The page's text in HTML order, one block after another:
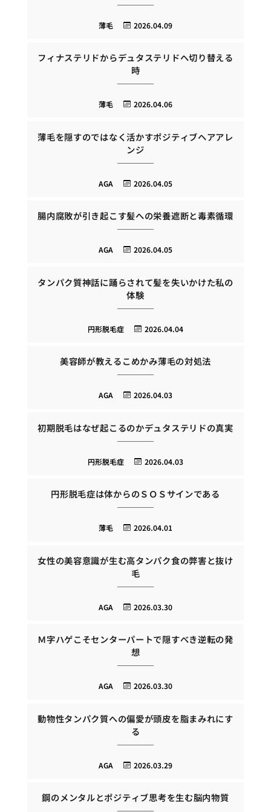
2026.04.09
薄毛
フィナステリドからデュタステリドへ切り替える
時
2026.04.06
薄毛
薄毛を隠すのではなく活かすポジティブヘアアレ
ンジ
2026.04.05
AGA
腸内腐敗が引き起こす髪への栄養遮断と毒素循環
2026.04.05
AGA
タンパク質神話に踊らされて髪を失いかけた私の
体験
2026.04.04
円形脱毛症
美容師が教えるこめかみ薄毛の対処法
2026.04.03
AGA
初期脱毛はなぜ起こるのかデュタステリドの真実
2026.04.03
円形脱毛症
円形脱毛症は体からのＳＯＳサインである
2026.04.01
薄毛
女性の美容意識が生む高タンパク食の弊害と抜け
毛
2026.03.30
AGA
Ｍ字ハゲこそセンターパートで隠すべき逆転の発
想
2026.03.30
AGA
動物性タンパク質への偏愛が頭皮を脂まみれにす
る
2026.03.29
AGA
鋼のメンタルとポジティブ思考を生む脳内物質